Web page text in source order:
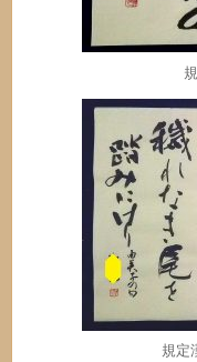
規定